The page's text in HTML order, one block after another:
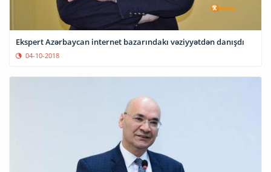
Ekspert Azərbaycan internet bazarındakı vəziyyətdən danışdı
04-10-2018